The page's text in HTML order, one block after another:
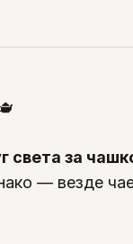
света за
— везде